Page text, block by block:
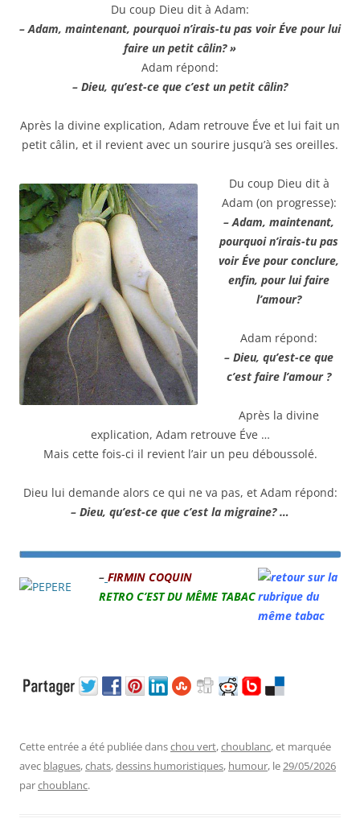
Du coup Dieu dit à Adam:
– Adam, maintenant, pourquoi n’irais-tu pas voir Éve pour lui
faire un petit câlin? »
Adam répond:
– Dieu, qu’est-ce que c’est un petit câlin?
Après la divine explication, Adam retrouve Éve et lui fait un
petit câlin, et il revient avec un sourire jusqu’à ses oreilles.
Du coup Dieu dit à
Adam (on progresse):
– Adam, maintenant,
pourquoi n’irais-tu pas
voir Éve pour conclure,
enfin, pour lui faire
l’amour?
Adam répond:
– Dieu, qu’est-ce que
c’est faire l’amour ?
Après la divine
explication, Adam retrouve Éve …
Mais cette fois-ci il revient l’air un peu déboussolé.
Dieu lui demande alors ce qui ne va pas, et Adam répond:
– Dieu, qu’est-ce que c’est la migraine? …
– FIRMIN COQUIN
RETRO C’EST DU MÊME TABAC
Cette entrée a été publiée danschou vert,choublanc, et marquée
avec blagues,chats,dessins humoristiques, humour, le29/05/2026
parchoublanc.